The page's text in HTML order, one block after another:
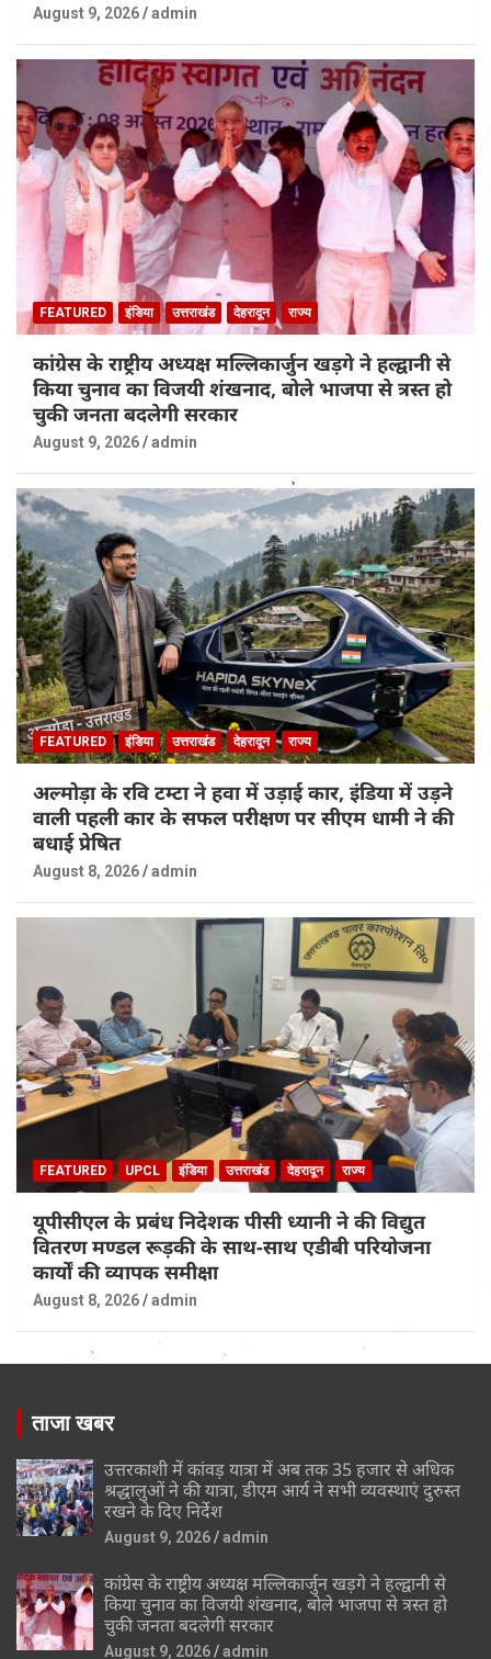
August 9, 2026 admin
FEATURED इंडिया उत्तराखंड देहरादून राज्य
कांग्रेस के राष्ट्रीय अध्यक्ष मल्लिकार्जुन खड़गे ने हल्द्वानी से
किया चुनाव का विजयी शंखनाद, बोले भाजपा से त्रस्त हो
चुकी जनता बदलेगी सरकार
August 9, 2026 admin
FEATURED इंडिया उत्तराखंड देहरादून राज्य
अल्मोड़ा के रवि टम्टा ने हवा में उड़ाई कार, इंडिया में उड़ने
वाली पहली कार के सफल परीक्षण पर सीएम धामी ने की
बधाई प्रेषित
August 8, 2026 admin
FEATURED UPCL इंडिया उत्तराखंड देहरादून राज्य
यूपीसीएल के प्रबंध निदेशक पीसी ध्यानी ने की विद्युत
वितरण मण्डल रूड़की के साथ-साथ एडीबी परियोजना
कार्यों की व्यापक समीक्षा
August 8, 2026 admin
ताजा खबर
उत्तरकाशी में कांवड़ यात्रा में अब तक 35 हजार से अधिक
श्रद्धालुओं ने की यात्रा, डीएम आर्य ने सभी व्यवस्थाएं दुरुस्त
रखने के दिए निर्देश
August 9, 2026 admin
कांग्रेस के राष्ट्रीय अध्यक्ष मल्लिकार्जुन खड़गे ने हल्द्वानी से
किया चुनाव का विजयी शंखनाद, बोले भाजपा से त्रस्त हो
चुकी जनता बदलेगी सरकार
August 9, 2026 admin